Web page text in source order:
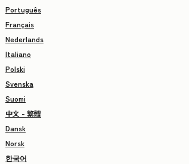
Português
Français
Nederlands
Italiano
Polski
Svenska
Suomi
中文 - 繁體
Dansk
Norsk
한국어